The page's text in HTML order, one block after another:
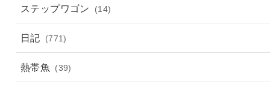
ステップワゴン (14)
日記 (771)
熱帯魚 (39)